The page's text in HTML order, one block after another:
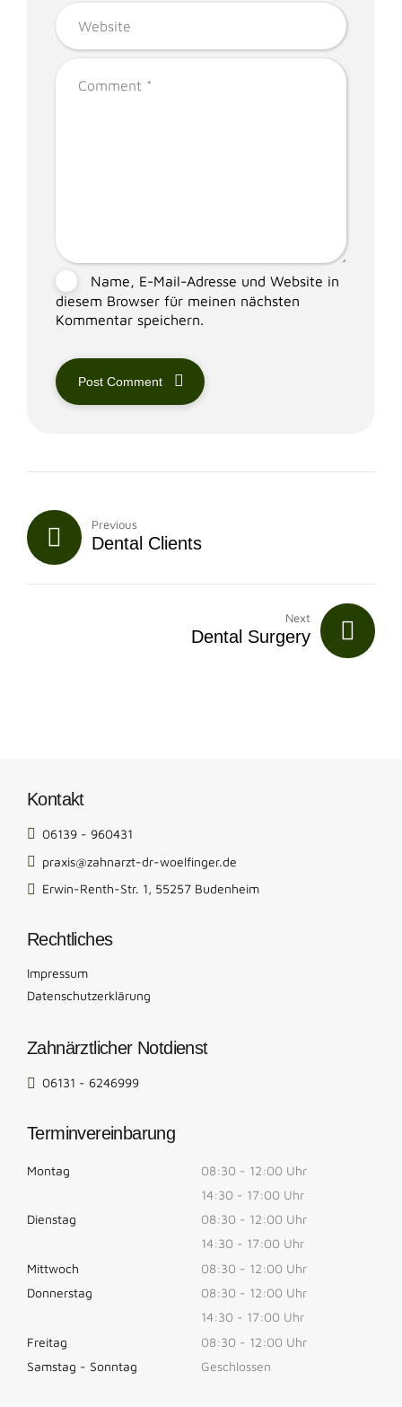
Name, E-Mail-Adresse und Website in
diesem Browser für meinen nächsten
Kommentar speichern.
Post Comment
Previous
Dental Clients
Next
Dental Surgery
Kontakt
06139 - 960431
praxis@zahnarzt-dr-woelfinger.de
Erwin-Renth-Str. 1, 55257 Budenheim
Rechtliches
Impressum
Datenschutzerklärung
Zahnärztlicher Notdienst
06131 - 6246999
Terminvereinbarung
Montag
08:30 - 12:00 Uhr
14:30 - 17:00 Uhr
Dienstag
08:30 - 12:00 Uhr
14:30 - 17:00 Uhr
Mittwoch
08:30 - 12:00 Uhr
Donnerstag
08:30 - 12:00 Uhr
14:30 - 17:00 Uhr
Freitag
08:30 - 12:00 Uhr
Samstag - Sonntag
Geschlossen